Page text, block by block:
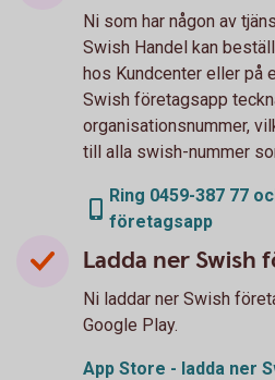
Ni som har någon av
Swish Handel kan
hos Kundcenter eller på
Swish företagsapp
organisationsnummer,
till alla swish-nummer
Ring 0459-387 77
företagsapp
Ladda ner Swish
Ni laddar ner Swish
Google Play.
App Store - ladda ner